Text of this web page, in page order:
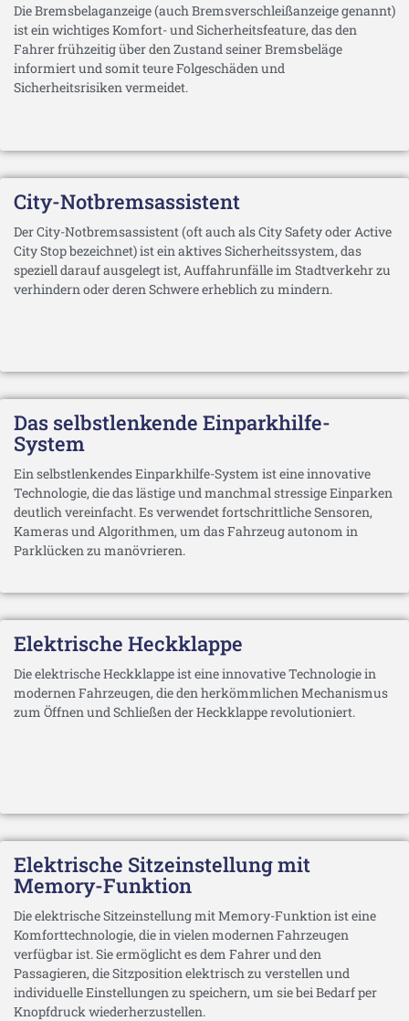
Die Bremsbelaganzeige (auch Bremsverschleißanzeige genannt)
ist ein wichtiges Komfort- und Sicherheitsfeature, das den
Fahrer frühzeitig über den Zustand seiner Bremsbeläge
informiert und somit teure Folgeschäden und
Sicherheitsrisiken vermeidet.
City-Notbremsassistent
Der City-Notbremsassistent (oft auch als City Safety oder Active
City Stop bezeichnet) ist ein aktives Sicherheitssystem, das
speziell darauf ausgelegt ist, Auffahrunfälle im Stadtverkehr zu
verhindern oder deren Schwere erheblich zu mindern.
Das selbstlenkende Einparkhilfe-
System
Ein selbstlenkendes Einparkhilfe-System ist eine innovative
Technologie, die das lästige und manchmal stressige Einparken
deutlich vereinfacht. Es verwendet fortschrittliche Sensoren,
Kameras und Algorithmen, um das Fahrzeug autonom in
Parklücken zu manövrieren.
Elektrische Heckklappe
Die elektrische Heckklappe ist eine innovative Technologie in
modernen Fahrzeugen, die den herkömmlichen Mechanismus
zum Öffnen und Schließen der Heckklappe revolutioniert.
Elektrische Sitzeinstellung mit
Memory-Funktion
Die elektrische Sitzeinstellung mit Memory-Funktion ist eine
Komforttechnologie, die in vielen modernen Fahrzeugen
verfügbar ist. Sie ermöglicht es dem Fahrer und den
Passagieren, die Sitzposition elektrisch zu verstellen und
individuelle Einstellungen zu speichern, um sie bei Bedarf per
Knopfdruck wiederherzustellen.